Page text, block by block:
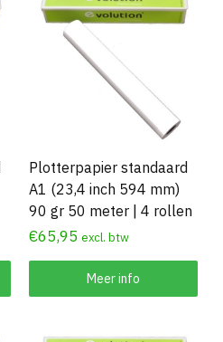
Plotterpapier standaard
A1 (23,4 inch 594 mm)
90 gr 50 meter | 4 rollen
€65,95 excl. btw
Meer info